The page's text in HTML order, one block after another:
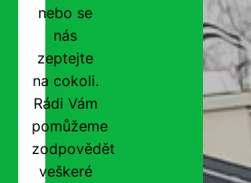
nebo se
nás
zeptejte
na cokoli.
Rádi Vám
pomůžeme
zodpovědět
veškeré